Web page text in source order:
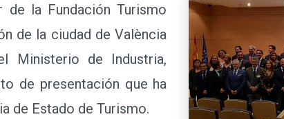
la Fundación Turismo
de la ciudad de València
Ministerio de Industria,
de presentación que ha
de Estado de Turismo.